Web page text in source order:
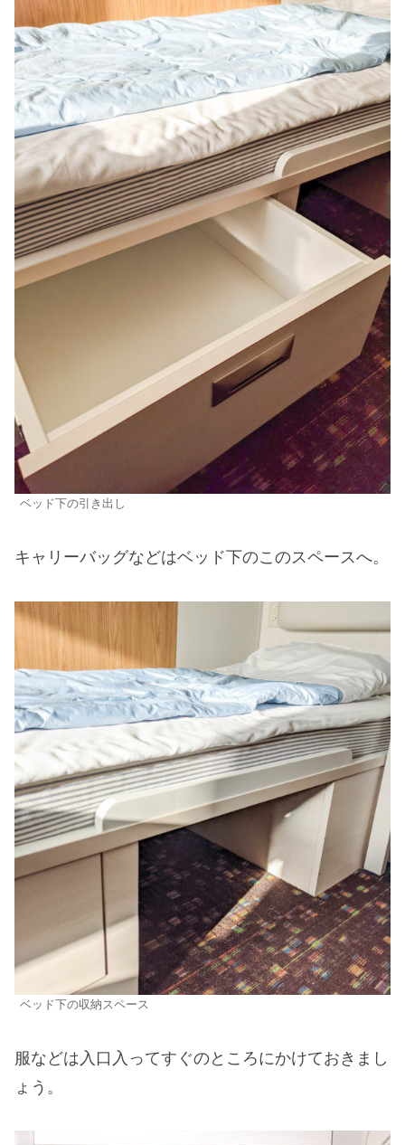
ベッド下の引き出し
キャリーバッグなどはベッド下のこのスペースへ。
ベッド下の収納スペース
服などは入口入ってすぐのところにかけておきまし
ょう。